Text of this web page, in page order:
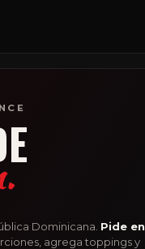
Dominicana. Pide en
agrega toppings y